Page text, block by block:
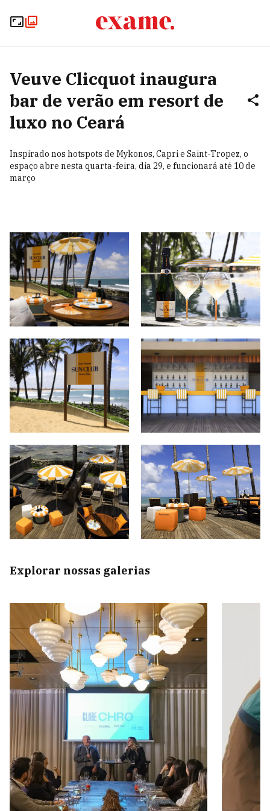
Veuve Clicquot inaugura
bar de verão em resort de
luxo no Ceará
Inspirado nos hotspots de Mykonos, Capri e Saint-Tropez, o
espaço abre nesta quarta-feira, dia 29, e funcionará até 10 de
março
Explorar nossas galerias